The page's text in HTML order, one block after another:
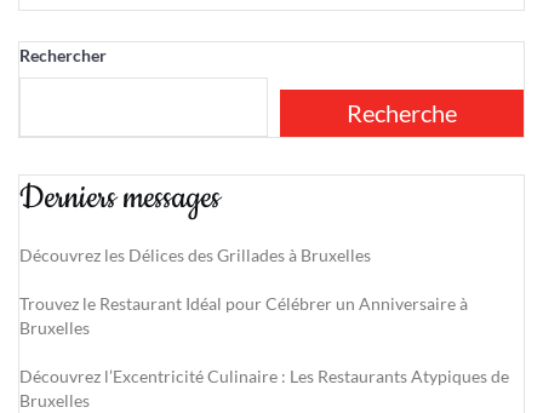
Rechercher
Recherche
Derniers messages
Découvrez les Délices des Grillades à Bruxelles
Trouvez le Restaurant Idéal pour Célébrer un Anniversaire à
Bruxelles
Découvrez l’Excentricité Culinaire : Les Restaurants Atypiques de
Bruxelles